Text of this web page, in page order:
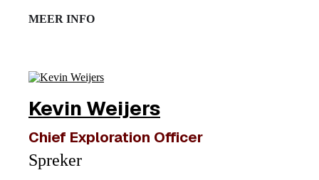
MEER INFO
Kevin Weijers
Chief Exploration Officer
Spreker